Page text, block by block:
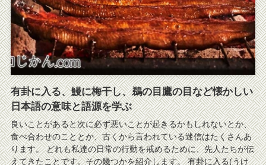
有卦に入る、鰻に梅干し、鵜の目鷹の目など懐かしい
日本語の意味と語源を学ぶ
良いことがあると次に必ず悪いことが起きるかもしれないとか、
食べ合わせのこととか、古くから言われている迷信はたくさんあ
ります。 どれも私達の日常の行動を戒めるために、先人たちが伝
えてきたことです。その幾つかを紹介します。 有卦に入る(うけ